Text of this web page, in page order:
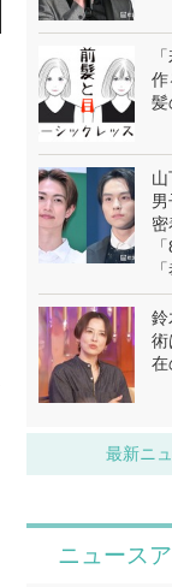
作
髪
鈴
術
在
最新ニ
ニュース